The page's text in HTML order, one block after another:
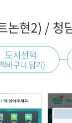
논현2) / 청
도서선택
바구니 담기)